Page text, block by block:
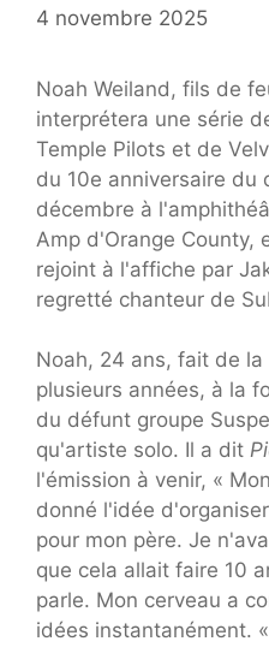
4 novembre 2025
Noah Weiland, fils de
interprétera une série
Temple Pilots et de
du 10e anniversaire du
décembre à
Amp d'Orange County,
rejoint à l'affiche par
regretté chanteur de
Noah, 24 ans, fait de
plusieurs années, à la
du défunt groupe
qu'artiste solo. Il a dit
l'émission à venir, «
donné l'idée
pour mon père. Je
que cela allait faire 10
parle. Mon cerveau a
idées instantanément. «